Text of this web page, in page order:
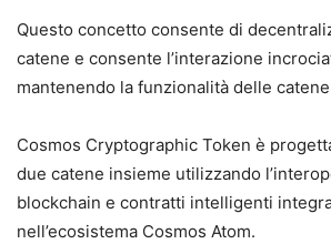
Questo concetto consente di
catene e consente l’interazione
mantenendo la funzionalità delle
Cosmos Cryptographic Token è
due catene insieme utilizzando
blockchain e contratti intelligenti
nell’ecosistema Cosmos Atom.